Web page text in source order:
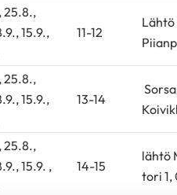
25.8.,
15.9.,
11-12
Lähtö
25.8.,
15.9.,
13-14
25.8.,
15.9. ,
14-15
lähtö
tori 1,